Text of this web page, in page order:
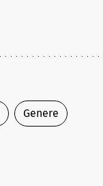
Genere